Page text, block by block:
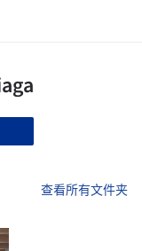
查看所有文件夹